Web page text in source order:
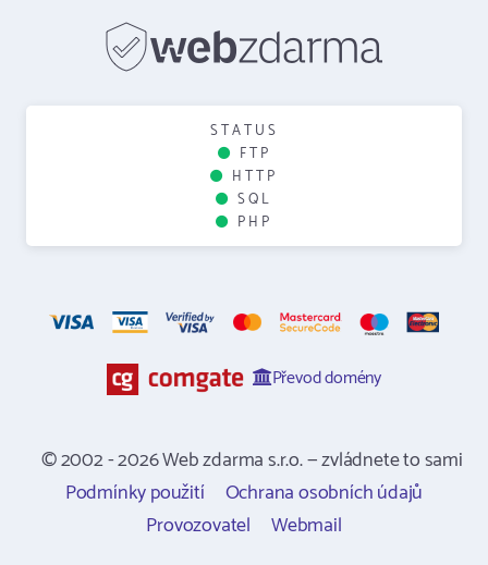
STATUS
FTP
HTTP
SQL
PHP
Převod domény
© 2002 - 2026 Web zdarma s.r.o. — zvládnete to sami
Podmínky použití
Ochrana osobních údajů
Provozovatel
Webmail